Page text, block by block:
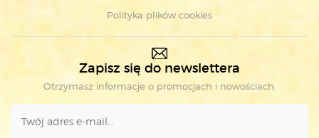
Polityka plików cookies
Zapisz się do newslettera
Otrzymasz informacje o promocjach i nowościach.